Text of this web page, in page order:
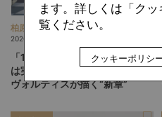
柏原 敏
2026.08.06
「13人、14人」のフットボール
は実現するか。吉本監督の徳島
ヴォルティスが描く“新章”
ます。詳しくは「ク
覧ください。
クッキーポリシ